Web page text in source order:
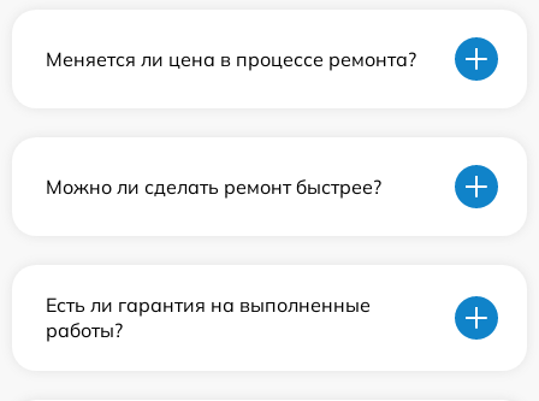
Меняется ли цена в процессе ремонта?
Можно ли сделать ремонт быстрее?
Есть ли гарантия на выполненные
работы?